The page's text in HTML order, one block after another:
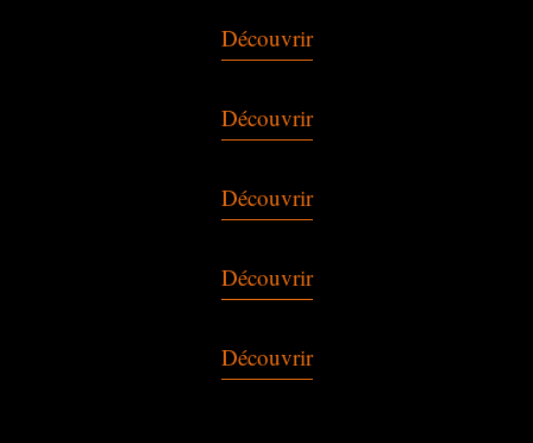
Découvrir
Découvrir
Découvrir
Découvrir
Découvrir